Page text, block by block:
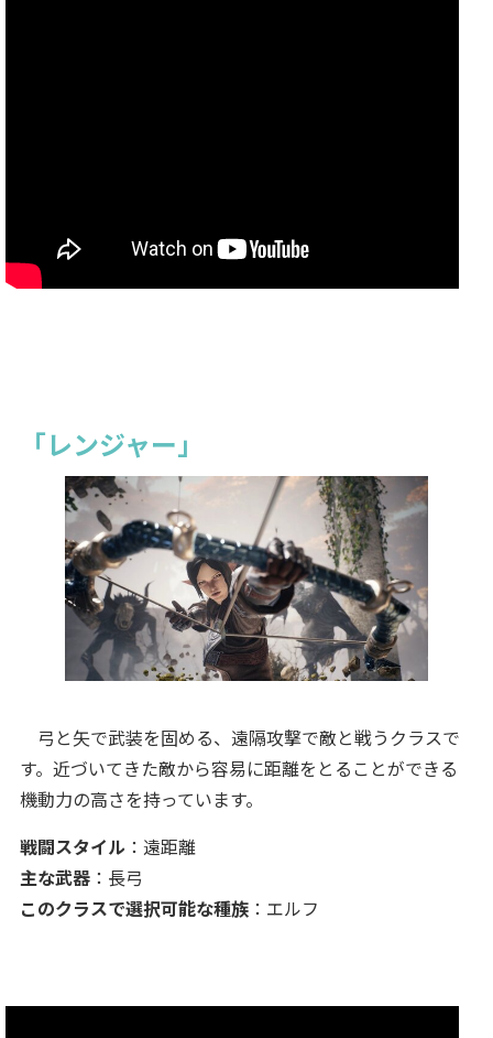
「レンジャー」
弓と矢で武装を固める、遠隔攻撃で敵と戦うクラスで
す。近づいてきた敵から容易に距離をとることができる
機動力の高さを持っています。
戦闘スタイル ：遠距離
主な武器：長弓
このクラスで選択可能な種族：エルフ